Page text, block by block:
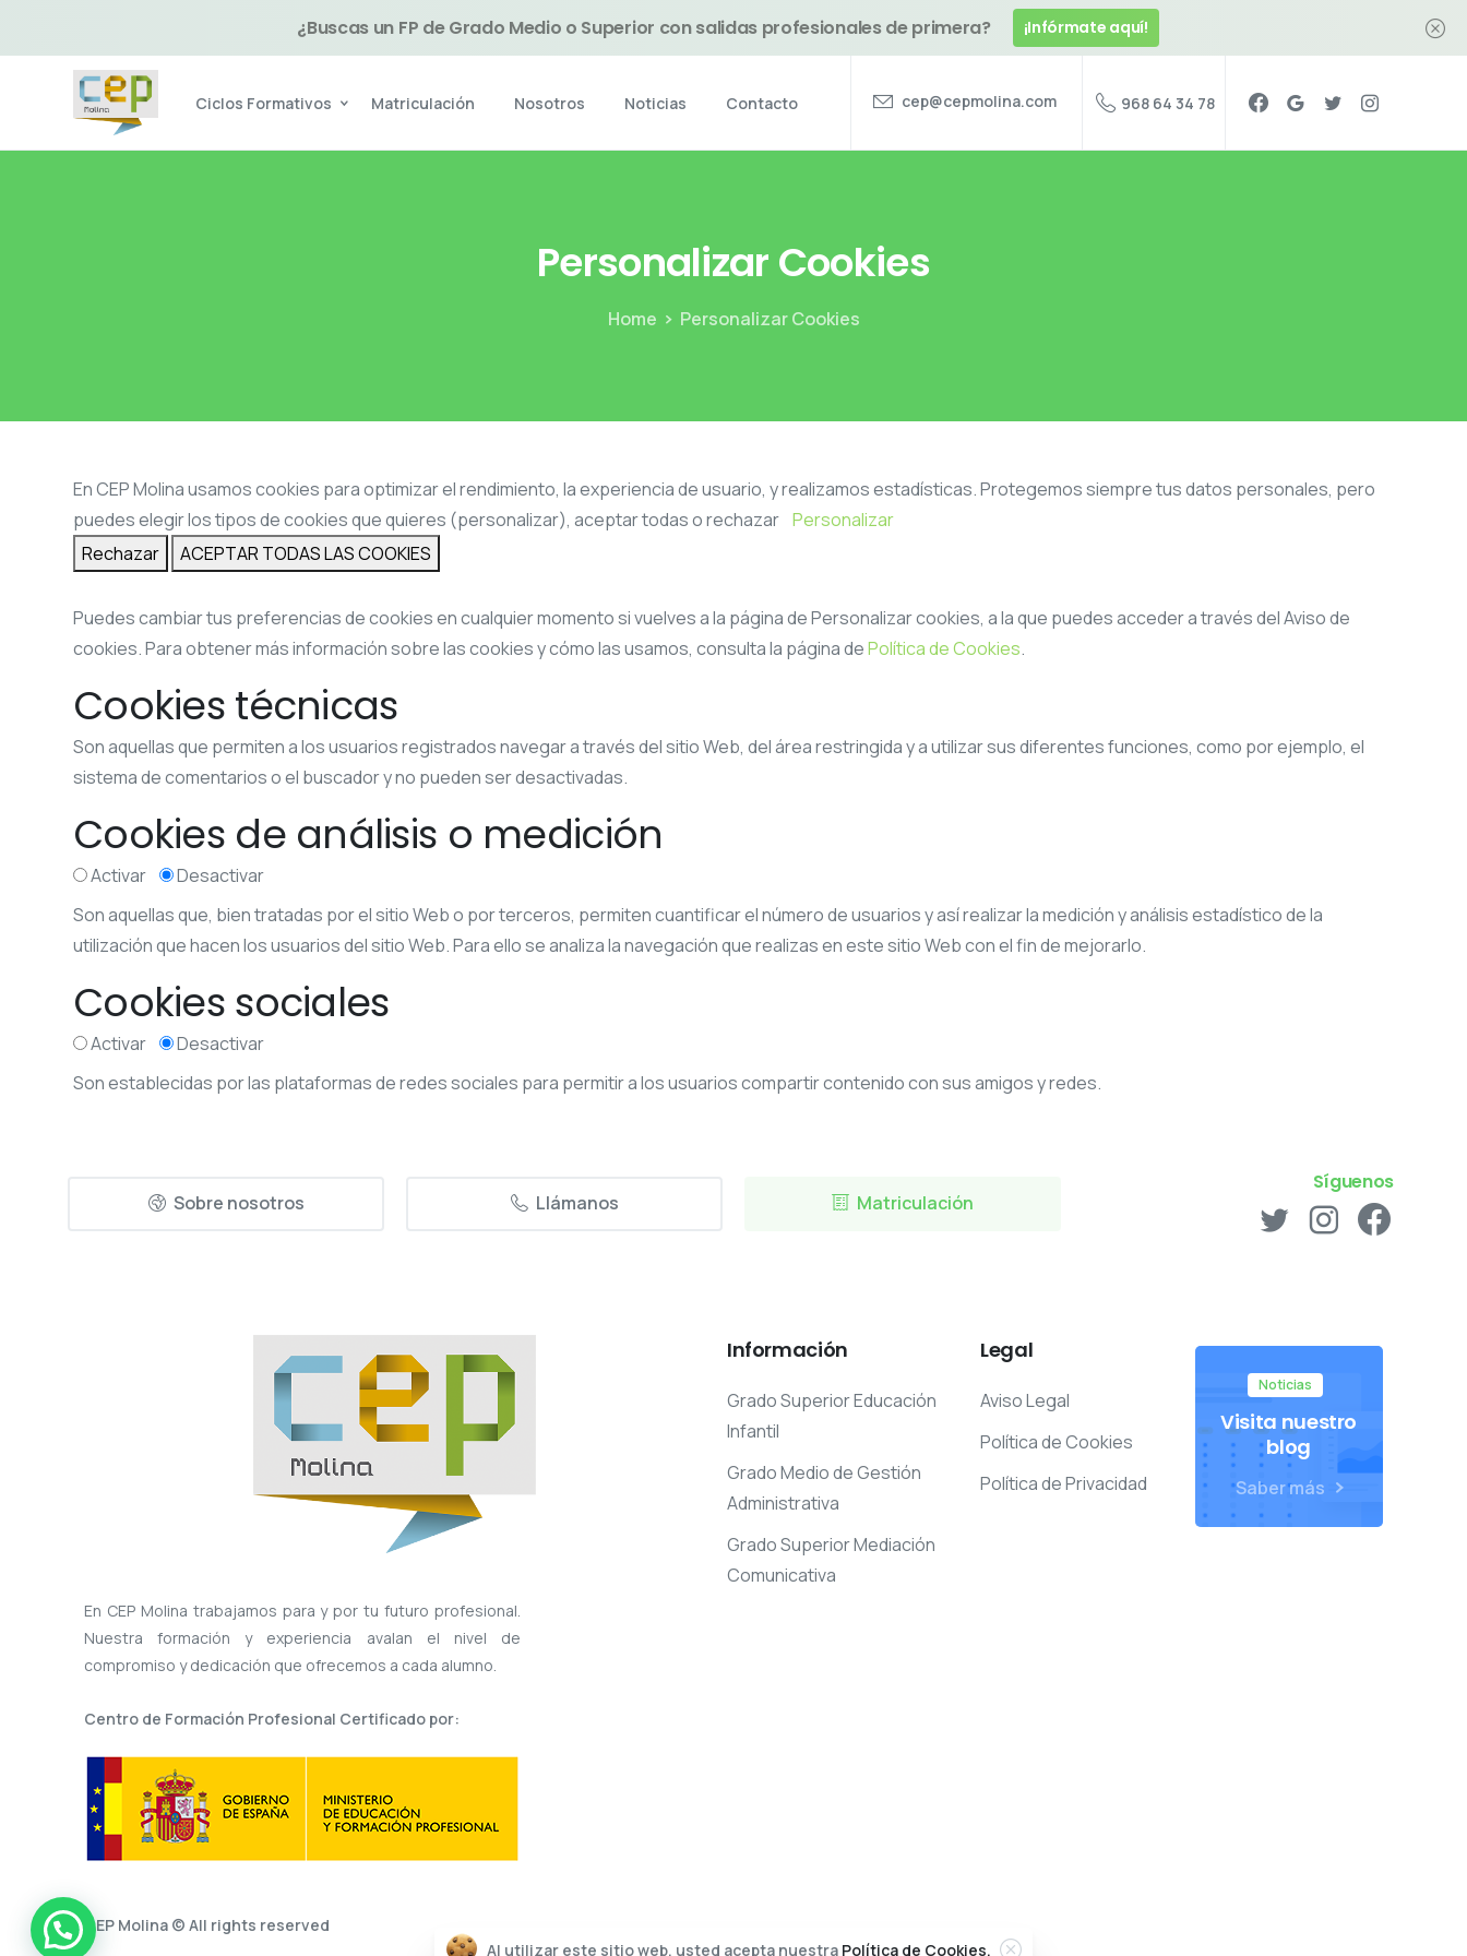
¿Buscas un FP de Grado Medio o Superior con salidas profesionales de primera? ¡Infórmate aquí!
Ciclos Formativos Matriculación Nosotros Noticias Contacto cep@cepmolina.com 968 64 34 78
PersonalizarCookies
Home Personalizar Cookies
En CEP Molina usamos cookies para optimizar el rendimiento, la experiencia de usuario, y realizamos estadísticas. Protegemos siempre tus datos personales, pero
puedes elegir los tipos de cookies que quieres (personalizar), aceptar todas o rechazar Personalizar
Rechazar
ACEPTAR TODAS LAS COOKIES
Puedes cambiar tus preferencias de cookies en cualquier momento si vuelves a la página de Personalizar cookies, a la que puedes acceder a través del Aviso de
cookies. Para obtener más información sobre las cookies y cómo las usamos, consulta la página dePolítica de Cookies.
Cookies técnicas
Son aquellas que permiten a los usuarios registrados navegar a través del sitio Web, del área restringida y a utilizar sus diferentes funciones, como por ejemplo, el
sistema de comentarios o el buscador y no pueden ser desactivadas.
Cookies de análisis o medición
Activar
Desactivar
Son aquellas que, bien tratadas por el sitio Web o por terceros, permiten cuantificar el número de usuarios y así realizar la medición y análisis estadístico de la
utilización que hacen los usuarios del sitio Web. Para ello se analiza la navegación que realizas en este sitio Web con el fin de mejorarlo.
Cookies sociales
Activar
Desactivar
Son establecidas por las plataformas de redes sociales para permitir a los usuarios compartir contenido con sus amigos y redes.
Sobre nosotros Llámanos Matriculación
Síguenos
En CEP Molina trabajamos para y por tu futuro profesional.
Nuestra formación y experiencia avalan el nivel de
compromiso y dedicación que ofrecemos a cada alumno.
Centro de Formación Profesional Certificado por:
CEP Molina © All rights reserved
Información
Grado Superior Educación
Infantil
Grado Medio de Gestión
Administrativa
Grado Superior Mediación
Comunicativa
Legal
Aviso Legal
Política de Cookies
Política de Privacidad
Noticias
Visita nuestro
blog
Saber más
Al utilizar este sitio web, usted acepta nuestra Política de Cookies.